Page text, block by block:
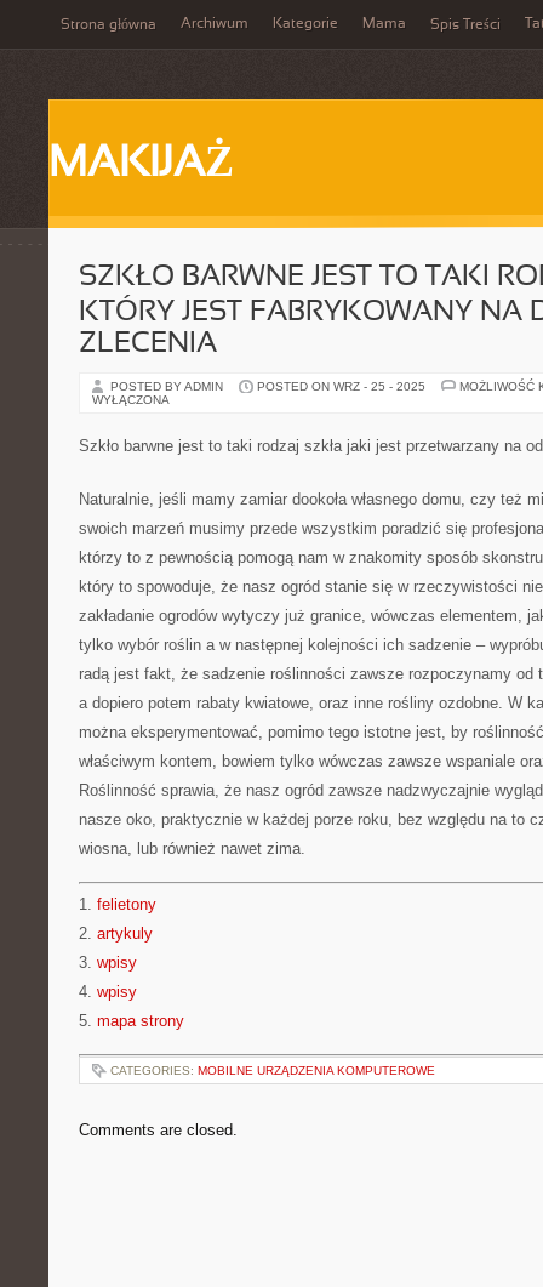
Strona główna Archiwum Kategorie Mama Spis Treści
MAKIJAŻ
SZKŁO BARWNE JEST TO TAKI
KTÓRY JEST FABRYKOWANY NA
ZLECENIA
POSTED BY ADMIN POSTED ON WRZ - 25 - 2025
MOŻLIWOŚĆ
WYŁĄCZONA
Szkło barwne jest to taki rodzaj szkła jaki jest przetwarzany na
Naturalnie, jeśli mamy zamiar dookoła własnego domu, czy też
swoich marzeń musimy przede wszystkim poradzić się
którzy to z pewnością pomogą nam w znakomity sposób
który to spowoduje, że nasz ogród stanie się w rzeczywistości
zakładanie ogrodów wytyczy już granice, wówczas elementem,
tylko wybór roślin a w następnej kolejności ich sadzenie –
radą jest fakt, że sadzenie roślinności zawsze rozpoczynamy od
a dopiero potem rabaty kwiatowe, oraz inne rośliny ozdobne. W
można eksperymentować, pomimo tego istotne jest, by
właściwym kontem, bowiem tylko wówczas zawsze wspaniale
Roślinność sprawia, że nasz ogród zawsze nadzwyczajnie
nasze oko, praktycznie w każdej porze roku, bez względu na to
wiosna, lub również nawet zima.
1. felietony
2. artykuly
3. wpisy
4. wpisy
5. mapa strony
CATEGORIES: MOBILNE URZĄDZENIA KOMPUTEROWE
Comments are closed.